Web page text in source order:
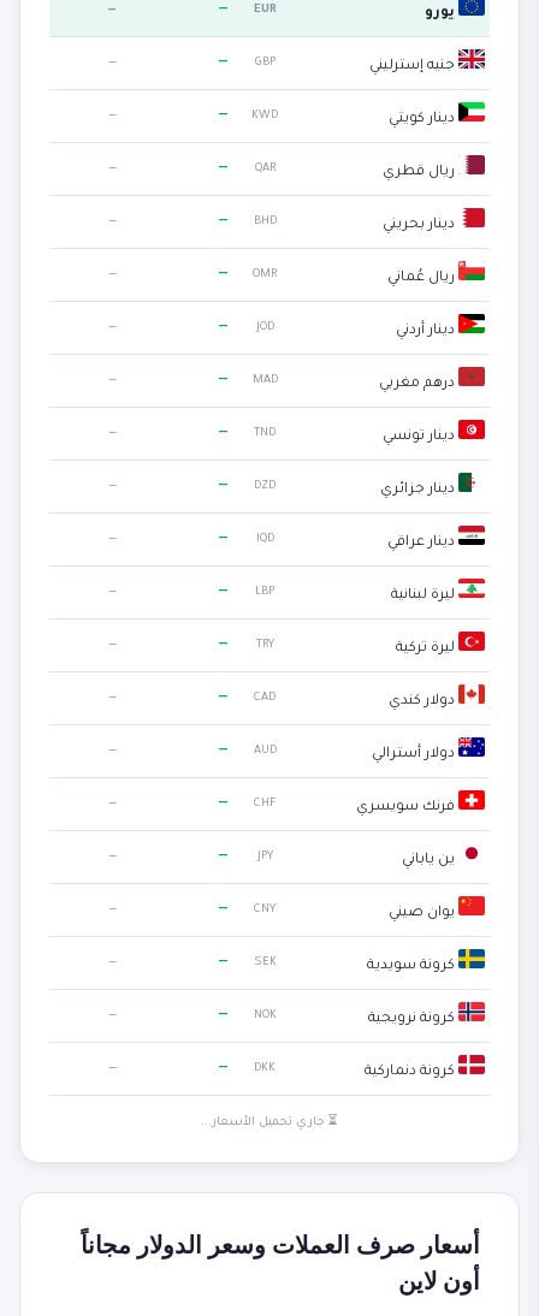
يورو EUR
—
—
جنيه إسترليني GBP
—
—
دينار كويتي KWD
—
—
ريال قطري QAR
—
—
دينار بحريني BHD
—
—
ريال عُماني OMR
—
—
دينار أردني JOD
—
—
درهم مغربي MAD
—
—
دينار تونسي TND
—
—
دينار جزائري DZD
—
—
دينار عراقي IQD
—
—
ليرة لبنانية LBP
—
—
ليرة تركية TRY
—
—
دولار كندي CAD
—
—
دولار أسترالي AUD
—
—
فرنك سويسري CHF
—
—
ين ياباني JPY
—
—
يوان صيني CNY
—
—
كرونة سويدية SEK
—
—
كرونة نرويجية NOK
—
—
كرونة دنماركية DKK
—
—
⏳ جاري تحميل الأسعار...
أسعار صرف العملات وسعر الدولار مجاناً
أون لاين